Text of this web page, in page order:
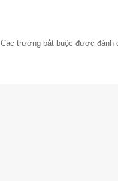
Các trường bắt buộc được đánh